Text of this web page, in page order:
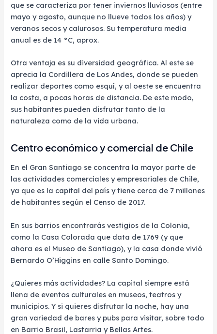
que se caracteriza por tener inviernos lluviosos (entre
mayo y agosto, aunque no llueve todos los años) y
veranos secos y calurosos. Su temperatura media
anual es de 14 °C, aprox.
Otra ventaja es su diversidad geográfica. Al este se
aprecia la Cordillera de Los Andes, donde se pueden
realizar deportes como esquí, y al oeste se encuentra
la costa, a pocas horas de distancia. De este modo,
sus habitantes pueden disfrutar tanto de la
naturaleza como de la vida urbana.
Centro económico y comercial de Chile
En el Gran Santiago se concentra la mayor parte de
las actividades comerciales y empresariales de Chile,
ya que es la capital del país y tiene cerca de 7 millones
de habitantes según el Censo de 2017.
En sus barrios encontrarás vestigios de la Colonia,
como la Casa Colorada que data de 1769 (y que
ahora es el Museo de Santiago), y la casa donde vivió
Bernardo O’Higgins en calle Santo Domingo.
¿Quieres más actividades? La capital siempre está
llena de eventos culturales en museos, teatros y
municipios. Y si quieres disfrutar la noche, hay una
gran variedad de bares y pubs para visitar, sobre todo
en Barrio Brasil, Lastarria y Bellas Artes.